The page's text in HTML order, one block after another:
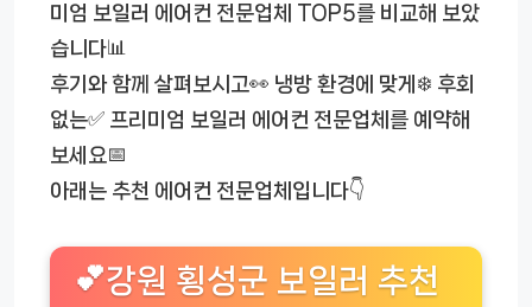
미엄 보일러 에어컨 전문업체 TOP5를 비교해 보았
습니다📊
후기와 함께 살펴보시고👀 냉방 환경에 맞게❄️ 후회
없는✅ 프리미엄 보일러 에어컨 전문업체를 예약해
보세요📅
아래는 추천 에어컨 전문업체입니다👇
💕강원 횡성군 보일러 추천